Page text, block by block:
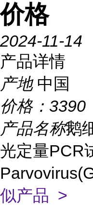
价格
2024-11-14
产品详情
产地 中国
价格： 3390
产品名称鹅
光定量PCR
似产品 >